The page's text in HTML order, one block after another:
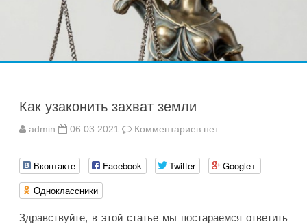
Как узаконить захват земли
admin 06.03.2021 Комментариевк
узаконить
захват
земли
нет
Вконтакте Facebook Twitter
Google+
Одноклассники
Здравствуйте, в этой статье мы постараемся ответить